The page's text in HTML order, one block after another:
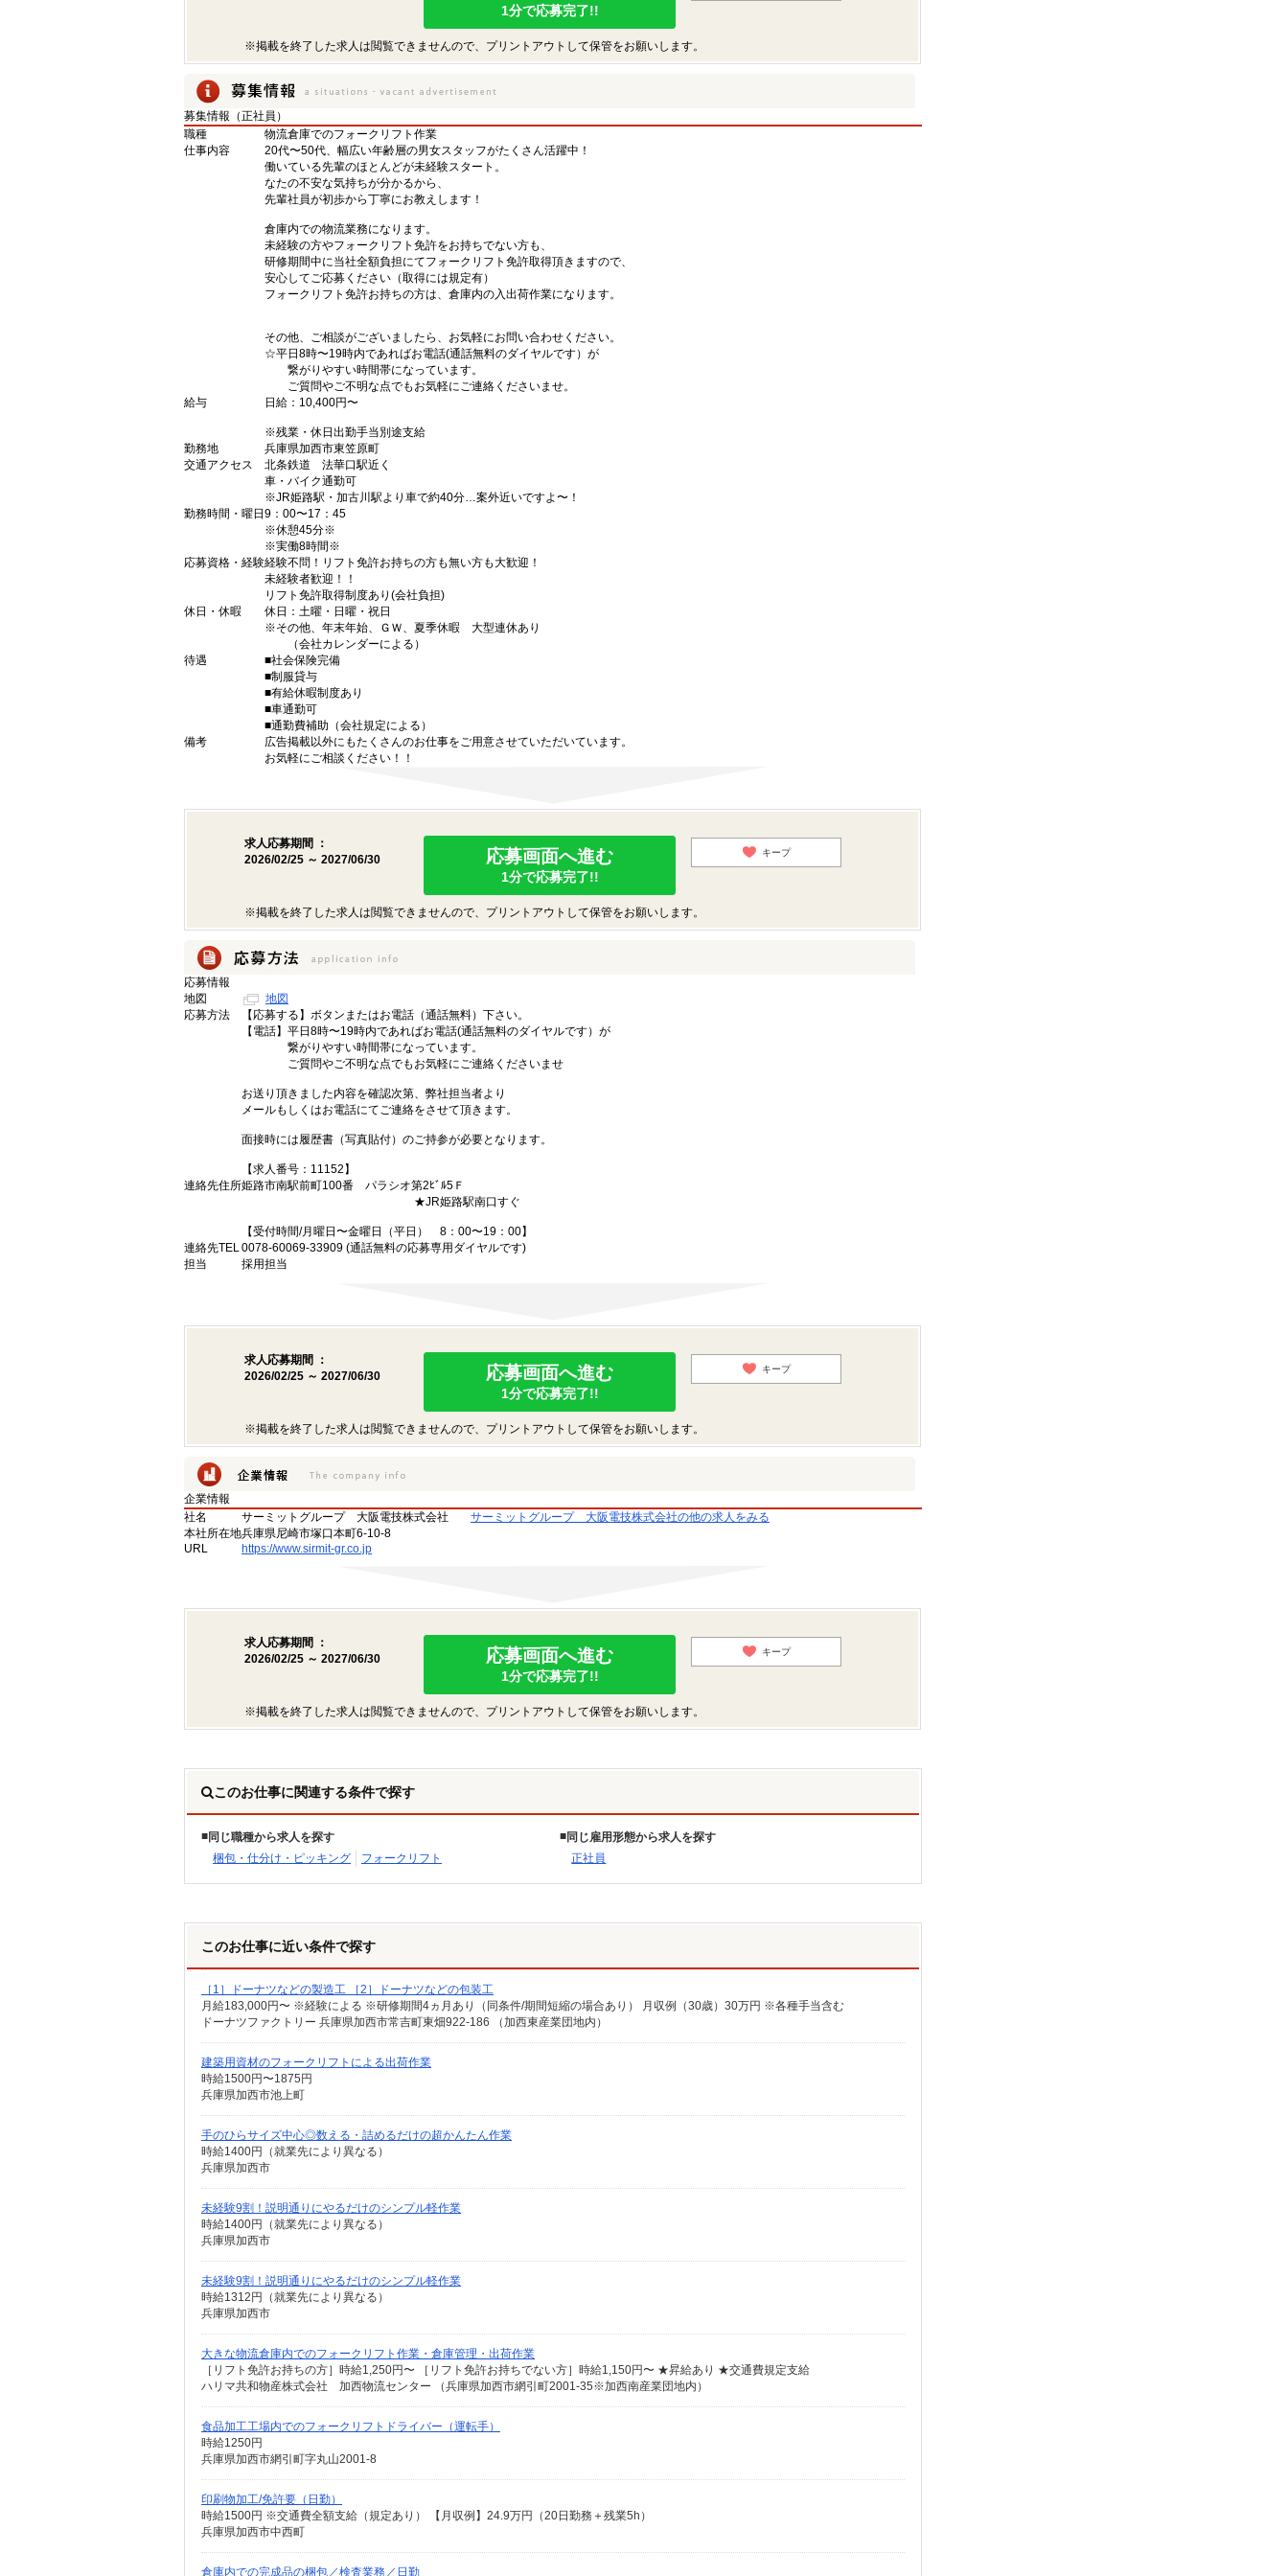
1分で応募完了!!
※掲載を終了した求人は閲覧できませんので、プリントアウトして保管をお願いします。
募集情報（正社員）
職種
物流倉庫でのフォークリフト作業
仕事内容
20代〜50代、幅広い年齢層の男女スタッフがたくさん活躍中！
働いている先輩のほとんどが未経験スタート。
なたの不安な気持ちが分かるから、
先輩社員が初歩から丁寧にお教えします！
倉庫内での物流業務になります。
未経験の方やフォークリフト免許をお持ちでない方も、
研修期間中に当社全額負担にてフォークリフト免許取得頂きますので、
安心してご応募ください（取得には規定有）
フォークリフト免許お持ちの方は、倉庫内の入出荷作業になります。
その他、ご相談がございましたら、お気軽にお問い合わせください。
☆平日8時〜19時内であればお電話(通話無料のダイヤルです）が
繋がりやすい時間帯になっています。
ご質問やご不明な点でもお気軽にご連絡くださいませ。
給与
日給：10,400円〜
※残業・休日出勤手当別途支給
勤務地
兵庫県加西市東笠原町
交通アクセス
北条鉄道 法華口駅近く
車・バイク通勤可
※JR姫路駅・加古川駅より車で約40分…案外近いですよ〜！
勤務時間・曜日 9：00〜17：45
※休憩45分※
※実働8時間※
応募資格・経験経験不問！リフト免許お持ちの方も無い方も大歓迎！
未経験者歓迎！！
リフト免許取得制度あり(会社負担)
休日・休暇
休日：土曜・日曜・祝日
※その他、年末年始、ＧＷ、夏季休暇 大型連休あり
（会社カレンダーによる）
待遇
■社会保険完備
■制服貸与
■有給休暇制度あり
■車通勤可
■通勤費補助（会社規定による）
備考
広告掲載以外にもたくさんのお仕事をご用意させていただいています。
お気軽にご相談ください！！
求人応募期間 ：
2026/02/25 ～ 2027/06/30
応募画面へ進む
1分で応募完了!!
キープ
※掲載を終了した求人は閲覧できませんので、プリントアウトして保管をお願いします。
応募情報
地図
地図
応募方法
【応募する】ボタンまたはお電話（通話無料）下さい。
【電話】平日8時〜19時内であればお電話(通話無料のダイヤルです）が
繋がりやすい時間帯になっています。
ご質問やご不明な点でもお気軽にご連絡くださいませ
お送り頂きました内容を確認次第、弊社担当者より
メールもしくはお電話にてご連絡をさせて頂きます。
面接時には履歴書（写真貼付）のご持参が必要となります。
【求人番号：11152】
連絡先住所姫路市南駅前町100番 パラシオ第2ﾋﾞﾙ5Ｆ
★JR姫路駅南口すぐ
【受付時間/月曜日〜金曜日（平日） 8：00〜19：00】
連絡先TEL0078-60069-33909 (通話無料の応募専用ダイヤルです)
担当
採用担当
求人応募期間 ：
2026/02/25 ～ 2027/06/30
応募画面へ進む
1分で応募完了!!
キープ
※掲載を終了した求人は閲覧できませんので、プリントアウトして保管をお願いします。
企業情報
社名
サーミットグループ 大阪電技株式会社
サーミットグループ 大阪電技株式会社の他の求人をみる
本社所在地兵庫県尼崎市塚口本町6-10-8
URL
https://www.sirmit-gr.co.jp
求人応募期間 ：
2026/02/25 ～ 2027/06/30
応募画面へ進む
1分で応募完了!!
キープ
※掲載を終了した求人は閲覧できませんので、プリントアウトして保管をお願いします。
このお仕事に関連する条件で探す
同じ職種から求人を探す
梱包・仕分け・ピッキング
フォークリフト
同じ雇用形態から求人を探す
正社員
このお仕事に近い条件で探す
［1］ドーナツなどの製造工 ［2］ドーナツなどの包装工
月給183,000円〜 ※経験による ※研修期間4ヵ月あり（同条件/期間短縮の場合あり） 月収例（30歳）30万円 ※各種手当含む
ドーナツファクトリー 兵庫県加西市常吉町東畑922-186 （加西東産業団地内）
建築用資材のフォークリフトによる出荷作業
時給1500円〜1875円
兵庫県加西市池上町
手のひらサイズ中心◎数える・詰めるだけの超かんたん作業
時給1400円（就業先により異なる）
兵庫県加西市
未経験9割！説明通りにやるだけのシンプル軽作業
時給1400円（就業先により異なる）
兵庫県加西市
未経験9割！説明通りにやるだけのシンプル軽作業
時給1312円（就業先により異なる）
兵庫県加西市
大きな物流倉庫内でのフォークリフト作業・倉庫管理・出荷作業
［リフト免許お持ちの方］時給1,250円〜 ［リフト免許お持ちでない方］時給1,150円〜 ★昇給あり ★交通費規定支給
ハリマ共和物産株式会社 加西物流センター （兵庫県加西市網引町2001-35※加西南産業団地内）
食品加工工場内でのフォークリフトドライバー（運転手）
時給1250円
兵庫県加西市網引町字丸山2001-8
印刷物加工/免許要（日勤）
時給1500円 ※交通費全額支給（規定あり） 【月収例】24.9万円（20日勤務＋残業5h）
兵庫県加西市中西町
倉庫内での完成品の梱包／検査業務／日勤